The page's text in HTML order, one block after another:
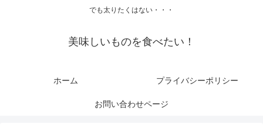
でも太りたくはない・・・
美味しいものを食べたい！
ホーム プライバシーポリシー
お問い合わせページ